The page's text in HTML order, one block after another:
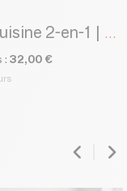
Support Vertical Cuisine 2-en-1 | Porte-éponge & Porte-savon Design
: 32,00 €